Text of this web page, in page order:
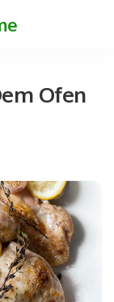
Ofen